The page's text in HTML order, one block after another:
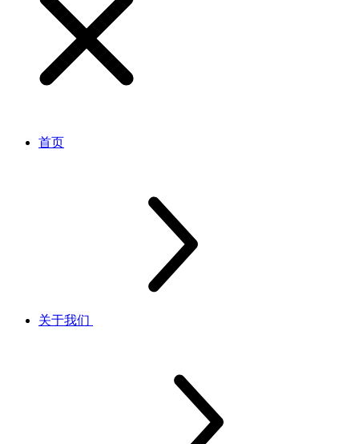
首页
关于我们